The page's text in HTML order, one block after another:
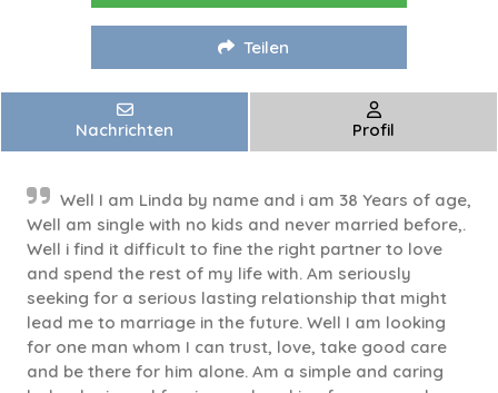
Teilen
Nachrichten Profil
Well I am Linda by name and i am 38 Years of age,
Well am single with no kids and never married before,.
Well i find it difficult to fine the right partner to love
and spend the rest of my life with. Am seriously
seeking for a serious lasting relationship that might
lead me to marriage in the future. Well I am looking
for one man whom I can trust, love, take good care
and be there for him alone. Am a simple and caring